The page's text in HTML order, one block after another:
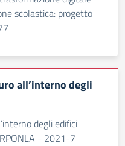
scolastica: progetto
all’interno degli
degli edifici
- 2021-7